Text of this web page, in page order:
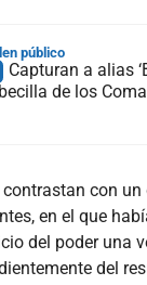
público
Capturan a alias
de los
con un
en el que
del poder una
del